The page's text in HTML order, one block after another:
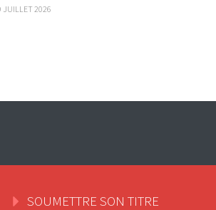
JUILLET 2026
SOUMETTRE SON TITRE